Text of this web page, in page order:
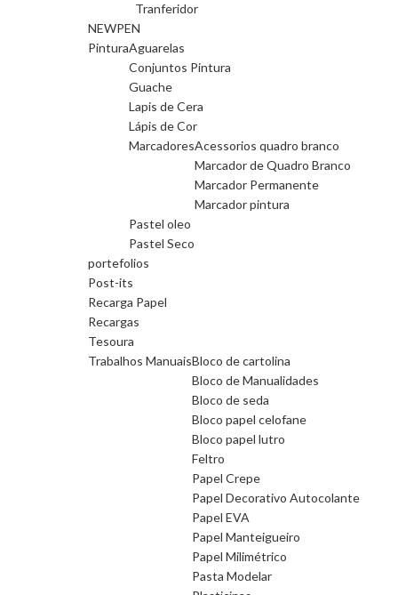
Tranferidor
NEWPEN
PinturaAguarelas
Conjuntos Pintura
Guache
Lapis de Cera
Lápis de Cor
MarcadoresAcessorios quadro branco
Marcador de Quadro Branco
Marcador Permanente
Marcador pintura
Pastel oleo
Pastel Seco
portefolios
Post-its
Recarga Papel
Recargas
Tesoura
Trabalhos ManuaisBloco de cartolina
Bloco de Manualidades
Bloco de seda
Bloco papel celofane
Bloco papel lutro
Feltro
Papel Crepe
Papel Decorativo Autocolante
Papel EVA
Papel Manteigueiro
Papel Milimétrico
Pasta Modelar